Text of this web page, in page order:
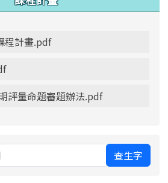
程計畫.pdf
評量命題審題辦法.pdf
查生字